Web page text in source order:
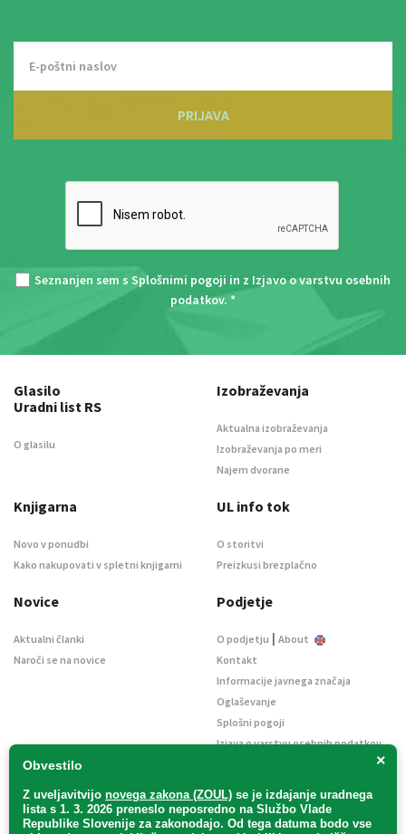
PRIJAVA
Seznanjen sem s Splošnimi pogoji in z Izjavo o varstvu osebnih
podatkov. *
×
Obvestilo
Z uveljavitvijo novega zakona (ZOUL) se je izdajanje uradnega
lista s 1. 3. 2026 preneslo neposredno na Službo Vlade
Republike Slovenije za zakonodajo. Od tega datuma bodo vse
Glasilo
Uradni list RS
O glasilu
Izobraževanja
Aktualna izobraževanja
Izobraževanja po meri
Najem dvorane
Knjigarna
Novo v ponudbi
Kako nakupovati v spletni knjigarni
UL info tok
O storitvi
Preizkusi brezplačno
Novice
Aktualni članki
Naroči se na novice
Podjetje
O podjetju | About
Kontakt
Informacije javnega značaja
Oglaševanje
Splošni pogoji
Izjava o varstvu osebnih podatkov